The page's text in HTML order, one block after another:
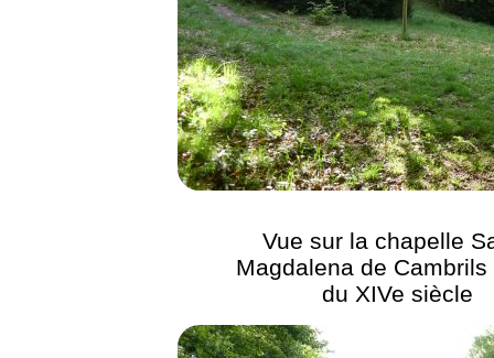
Vue sur la chapelle
Magdalena de Cambrils
du XIVe siècle